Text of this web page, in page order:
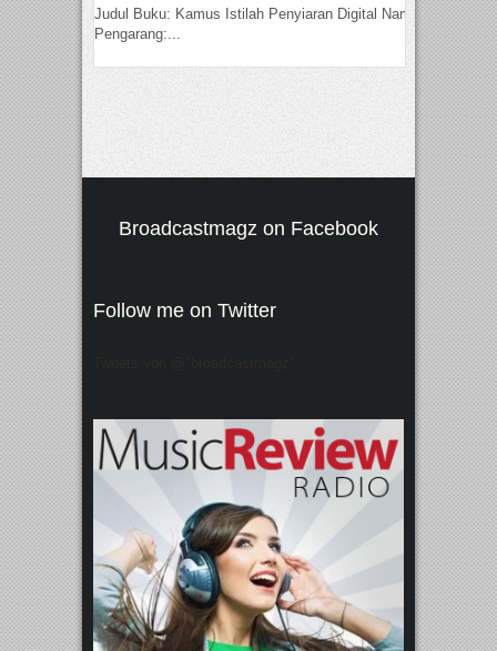
Judul Buku: Kamus Istilah Penyiaran Digital Nama
Pengarang:...
Broadcastmagz on Facebook
Follow me on Twitter